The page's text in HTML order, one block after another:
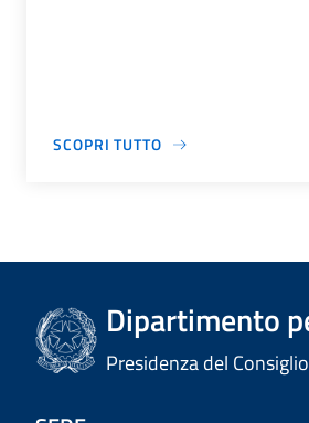
SCOPRI TUTTO
Dipartimento
Presidenza del